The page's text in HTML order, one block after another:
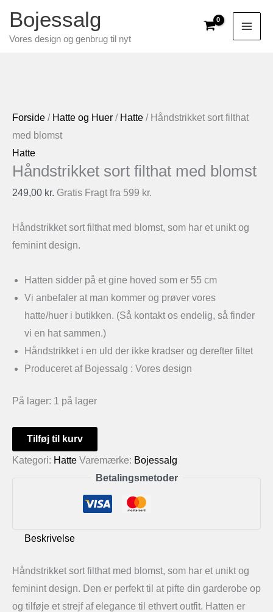
indholdet
Bojessalg
Vores design og genbrug til nyt
Forside / Hatte og Huer / Hatte / Håndstrikket sort filthat
med blomst
Hatte
Håndstrikket sort filthat med blomst
249,00 kr. Gratis Fragt fra 599 kr.
Håndstrikket sort filthat med blomst, som har et unikt og
feminint design.
Hatten sidder på et gine hoved som er 55 cm
Vi anbefaler at man kommer og prøver vores
hatte/huer i butikken. (Så kontakt os endelig, så finder
vi en hat sammen.)
Håndstrikket i en uld der ikke kradser og derefter filtet
Produceret af Bojessalg : Vores design
På lager: 1 på lager
Håndstrikket
sort
Tilføj til kurv
Kategori: Hatte Varemærke: Bojessalg
Betalingsmetoder
Beskrivelse
Håndstrikket sort filthat med blomst, som har et unikt og
feminint design. Den er perfekt til at pifte din garderobe op
og tilføje et strejf af elegance til ethvert outfit. Hatten er